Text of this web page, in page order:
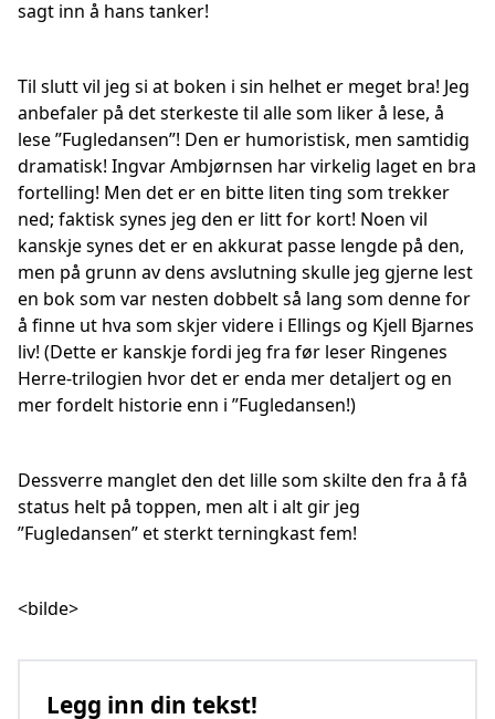
sagt inn å hans tanker!
Til slutt vil jeg si at boken i sin helhet er meget bra! Jeg
anbefaler på det sterkeste til alle som liker å lese, å
lese ”Fugledansen”! Den er humoristisk, men samtidig
dramatisk! Ingvar Ambjørnsen har virkelig laget en bra
fortelling! Men det er en bitte liten ting som trekker
ned; faktisk synes jeg den er litt for kort! Noen vil
kanskje synes det er en akkurat passe lengde på den,
men på grunn av dens avslutning skulle jeg gjerne lest
en bok som var nesten dobbelt så lang som denne for
å finne ut hva som skjer videre i Ellings og Kjell Bjarnes
liv! (Dette er kanskje fordi jeg fra før leser Ringenes
Herre-trilogien hvor det er enda mer detaljert og en
mer fordelt historie enn i ”Fugledansen!)
Dessverre manglet den det lille som skilte den fra å få
status helt på toppen, men alt i alt gir jeg
”Fugledansen” et sterkt terningkast fem!
<bilde>
Legg inn din tekst!